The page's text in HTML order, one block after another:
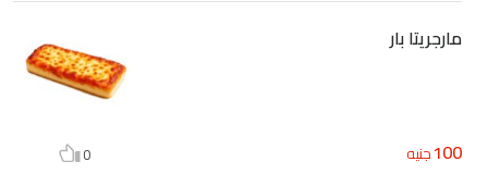
مارجريتا بار
100جنيه 0